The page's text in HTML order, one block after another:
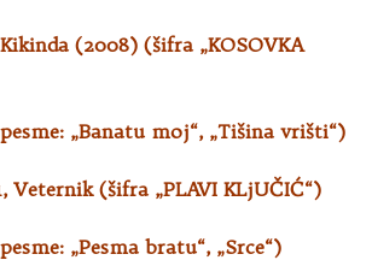
(2008) (šifra „KOSOVKA
„Banatu moj“, „Tišina vrišti“)
Veternik (šifra „PLAVI KLjUČIĆ“)
„Pesma bratu“, „Srce“)